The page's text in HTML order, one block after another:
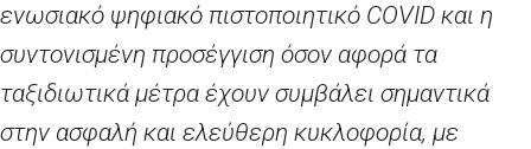
ενωσιακό ψηφιακό πιστοποιητικό COVID και η
συντονισμένη προσέγγιση όσον αφορά τα
ταξιδιωτικά μέτρα έχουν συμβάλει σημαντικά
στην ασφαλή και ελεύθερη κυκλοφορία, με